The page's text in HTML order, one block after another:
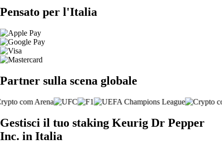
Pensato per l'Italia
Partner sulla scena globale
Gestisci il tuo staking Keurig Dr Pepper
Inc. in Italia